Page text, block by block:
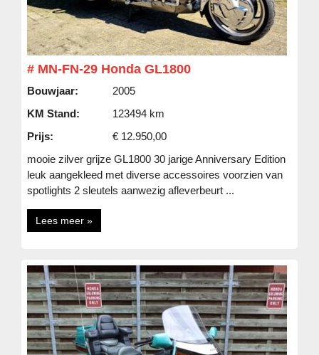
# MN-FN-29 Honda GL1800
Bouwjaar:
2005
KM Stand:
123494 km
Prijs:
€ 12.950,00
mooie zilver grijze GL1800 30 jarige Anniversary Edition
leuk aangekleed met diverse accessoires voorzien van
spotlights 2 sleutels aanwezig afleverbeurt ...
Lees meer »